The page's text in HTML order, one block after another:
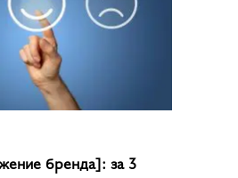
бренда]: за 3